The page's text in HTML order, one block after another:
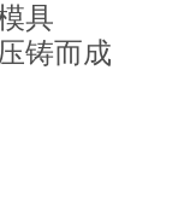
具
铸而成